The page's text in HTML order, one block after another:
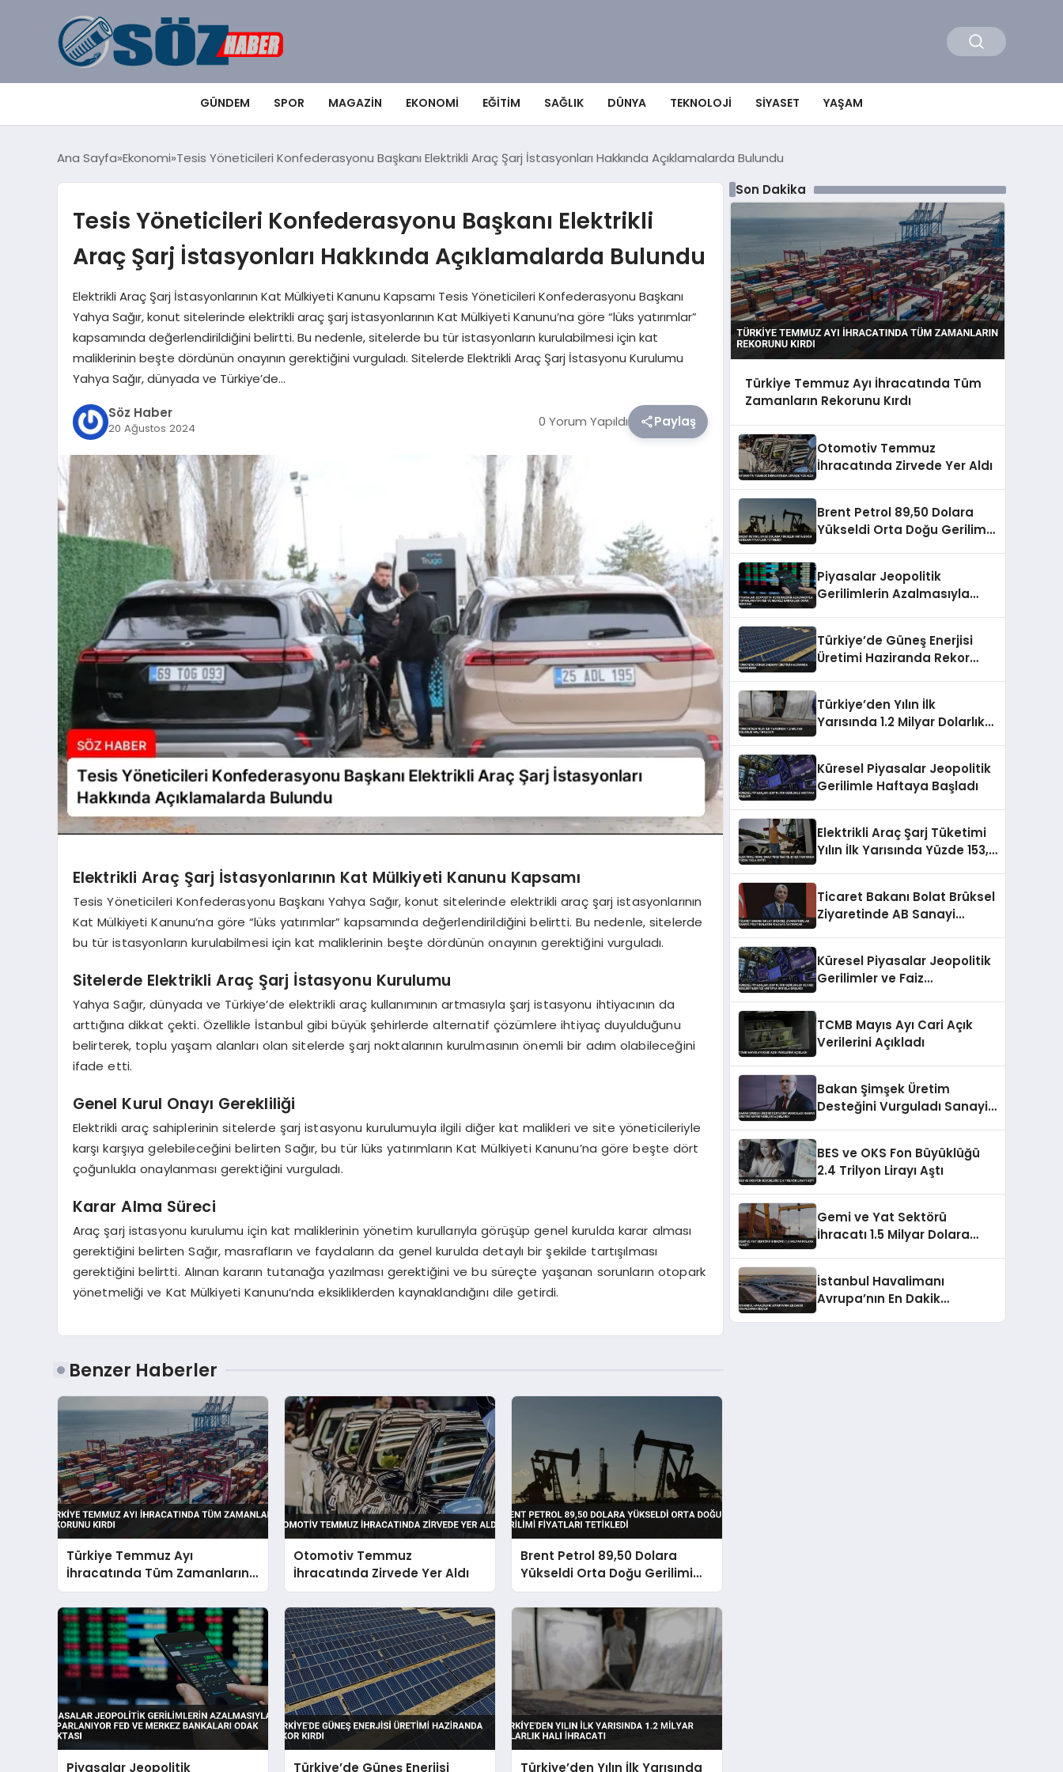
GÜNDEM SPOR MAGAZIN EKONOMI EĞITIM SAĞLIK DÜNYA TEKNOLOJI SIYASET YAŞAM
Ana Sayfa Ekonomi Tesis Yöneticileri Konfederasyonu Başkanı Elektrikli Araç Şarj İstasyonları Hakkında Açıklamalarda Bulundu
Tesis Yöneticileri Konfederasyonu Başkanı Elektrikli
Araç Şarj İstasyonları Hakkında Açıklamalarda Bulundu
Elektrikli Araç Şarj İstasyonlarının Kat Mülkiyeti Kanunu Kapsamı Tesis Yöneticileri Konfederasyonu Başkanı
Yahya Sağır, konut sitelerinde elektrikli araç şarj istasyonlarının Kat Mülkiyeti Kanunu’na göre “lüks yatırımlar”
kapsamında değerlendirildiğini belirtti. Bu nedenle, sitelerde bu tür istasyonların kurulabilmesi için kat
maliklerinin beşte dördünün onayının gerektiğini vurguladı. Sitelerde Elektrikli Araç Şarj İstasyonu Kurulumu
Yahya Sağır, dünyada ve Türkiye’de…
Söz Haber
20 Ağustos 2024 0 Yorum Yapıldı Paylaş
Elektrikli Araç Şarj İstasyonlarının Kat Mülkiyeti Kanunu Kapsamı
Tesis Yöneticileri Konfederasyonu Başkanı Yahya Sağır, konut sitelerinde elektrikli araç şarj istasyonlarının
Kat Mülkiyeti Kanunu’na göre “lüks yatırımlar” kapsamında değerlendirildiğini belirtti. Bu nedenle, sitelerde
bu tür istasyonların kurulabilmesi için kat maliklerinin beşte dördünün onayının gerektiğini vurguladı.
Sitelerde Elektrikli Araç Şarj İstasyonu Kurulumu
Yahya Sağır, dünyada ve Türkiye’de elektrikli araç kullanımının artmasıyla şarj istasyonu ihtiyacının da
arttığına dikkat çekti. Özellikle İstanbul gibi büyük şehirlerde alternatif çözümlere ihtiyaç duyulduğunu
belirterek, toplu yaşam alanları olan sitelerde şarj noktalarının kurulmasının önemli bir adım olabileceğini
ifade etti.
Genel Kurul Onayı Gerekliliği
Elektrikli araç sahiplerinin sitelerde şarj istasyonu kurulumuyla ilgili diğer kat malikleri ve site yöneticileriyle
karşı karşıya gelebileceğini belirten Sağır, bu tür lüks yatırımların Kat Mülkiyeti Kanunu’na göre beşte dört
çoğunlukla onaylanması gerektiğini vurguladı.
Karar Alma Süreci
Araç şarj istasyonu kurulumu için kat maliklerinin yönetim kurullarıyla görüşüp genel kurulda karar alması
gerektiğini belirten Sağır, masrafların ve faydaların da genel kurulda detaylı bir şekilde tartışılması
gerektiğini belirtti. Alınan kararın tutanağa yazılması gerektiğini ve bu süreçte yaşanan sorunların otopark
yönetmeliği ve Kat Mülkiyeti Kanunu’nda eksikliklerden kaynaklandığını dile getirdi.
Benzer Haberler
Türkiye Temmuz Ayı
İhracatında Tüm Zamanların
Rekorunu Kırdı
Otomotiv Temmuz
İhracatında Zirvede Yer Aldı
Brent Petrol 89,50 Dolara
Yükseldi Orta Doğu Gerilimi
Fiyatları Tetikledi
Piyasalar Jeopolitik Türkiye’de Güneş Enerjisi Türkiye’den Yılın İlk Yarısında
Son Dakika
Türkiye Temmuz Ayı İhracatında Tüm
Zamanların Rekorunu Kırdı
Otomotiv Temmuz
İhracatında Zirvede Yer Aldı
Brent Petrol 89,50 Dolara
Yükseldi Orta Doğu Gerilimi
Piyasalar Jeopolitik
Gerilimlerin Azalmasıyla
Türkiye’de Güneş Enerjisi
Üretimi Haziranda Rekor
Türkiye’den Yılın İlk
Yarısında 1.2 Milyar Dolarlık
Küresel Piyasalar Jeopolitik
Gerilimle Haftaya Başladı
Elektrikli Araç Şarj Tüketimi
Yılın İlk Yarısında Yüzde 153,5
Ticaret Bakanı Bolat Brüksel
Ziyaretinde AB Sanayi
Küresel Piyasalar Jeopolitik
Gerilimler ve Faiz
TCMB Mayıs Ayı Cari Açık
Verilerini Açıkladı
Bakan Şimşek Üretim
Desteğini Vurguladı Sanayi
BES ve OKS Fon Büyüklüğü
2.4 Trilyon Lirayı Aştı
Gemi ve Yat Sektörü
İhracatı 1.5 Milyar Dolara
İstanbul Havalimanı
Avrupa’nın En Dakik